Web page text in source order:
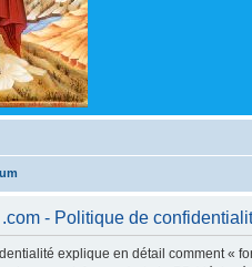
- Politique de
explique en détail comment «